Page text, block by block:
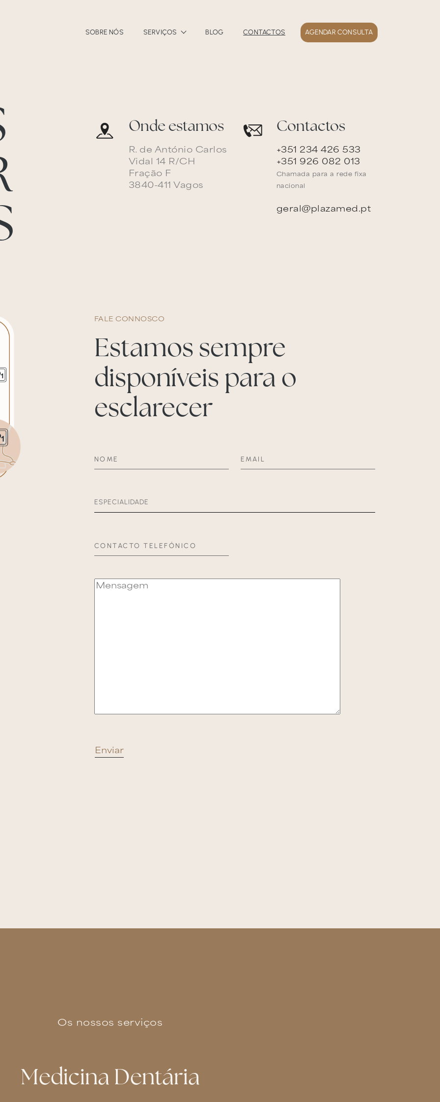
SOBRE NÓS SERVIÇOS BLOG CONTACTOS AGENDAR CONSULTA
Onde estamos
R. de António Carlos
Vidal 14 R/CH
Fração F
3840-411 Vagos
Contactos
+351 234 426 533
+351 926 082 013
Chamada para a rede fixa
nacional
geral@plazamed.pt
FALE CONNOSCO
Estamos sempre
disponíveis para o
esclarecer
NOME EMAIL
CONTACTO TELEFÓNICO
ESCREVA A SUA MENSAGEM
Enviar
Os nossos serviços
Medicina Dentária